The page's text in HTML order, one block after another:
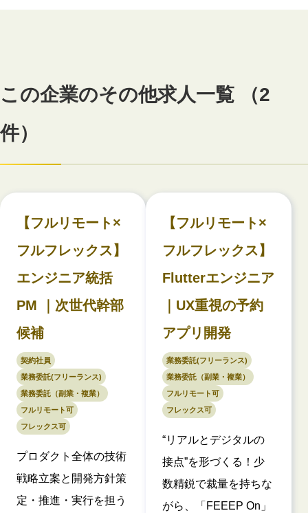
この企業のその他求人一覧 （2
件）
【フルリモート×
フルフレックス】
エンジニア統括
PM ｜次世代幹部
候補
契約社員
業務委託(フリーランス)
業務委託（副業・複業）
フルリモート可
フレックス可
プロダクト全体の技術
戦略立案と開発方針策
定・推進・実行を担う
【フルリモート×
フルフレックス】
Flutterエンジニア
｜UX重視の予約
アプリ開発
業務委託(フリーランス)
業務委託（副業・複業）
フルリモート可
フレックス可
“リアルとデジタルの
接点”を形づくる！少
数精鋭で裁量を持ちな
がら、「FEEEP On」